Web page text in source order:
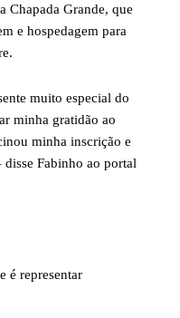
Chapada Grande, que
e hospedagem para
muito especial do
minha gratidão ao
minha inscrição e
Fabinho ao portal
é representar